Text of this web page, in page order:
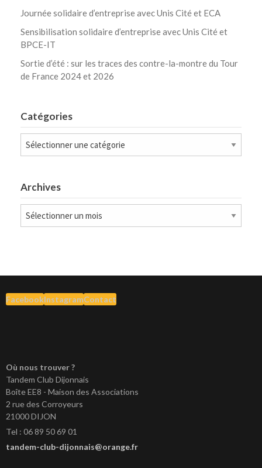
Journée solidaire d’entreprise avec Unis Cité et ECA
Sensibilisation solidaire d’entreprise avec Unis Cité et
BPCE-IT
Sortie d’été : sur les traces des contre-la-montre du Tour
de France 2024 et 2026
Catégories
Catégories
Archives
Archives
FacebookInstagramContact
Où nous trouver ?
Tandem Club Dijonnais
Boîte EE8 - Maison des Associations
2 rue des Corroyeurs
21000 DIJON
Tel : 06 89 50 69 01
tandem-club-dijonnais@orange.fr